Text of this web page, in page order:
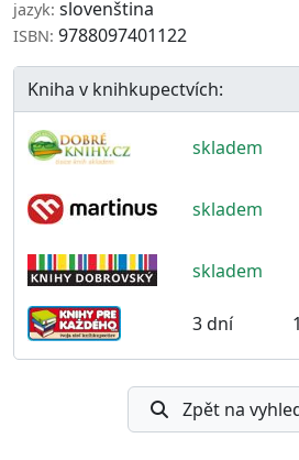
jazyk: slovenština
ISBN: 9788097401122
Kniha v knihkupectvích:
skladem
skladem
skladem
3 dní
Zpět na